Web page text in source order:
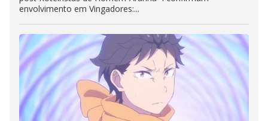
envolvimento em Vingadores:...